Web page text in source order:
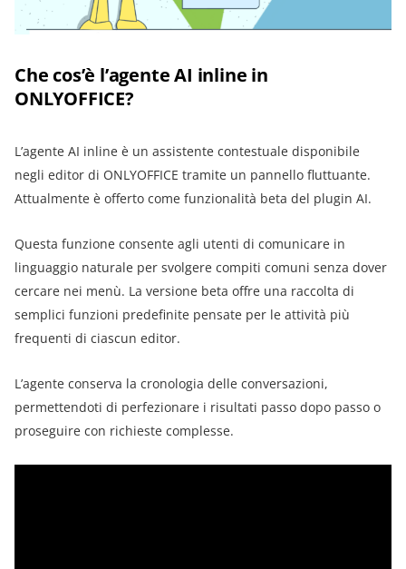
Che cos’è l’agente AI inline in
ONLYOFFICE?
L’agente AI inline è un assistente contestuale disponibile
negli editor di ONLYOFFICE tramite un pannello fluttuante.
Attualmente è offerto come funzionalità beta del plugin AI.
Questa funzione consente agli utenti di comunicare in
linguaggio naturale per svolgere compiti comuni senza dover
cercare nei menù. La versione beta offre una raccolta di
semplici funzioni predefinite pensate per le attività più
frequenti di ciascun editor.
L’agente conserva la cronologia delle conversazioni,
permettendoti di perfezionare i risultati passo dopo passo o
proseguire con richieste complesse.